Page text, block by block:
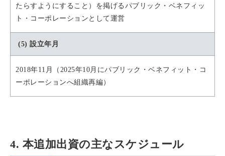
たらすようにすること）を掲げるパブリック・ベネフィッ
ト・コーポレーションとして運営
(5) 設立年月
2018年11月（2025年10月にパブリック・ベネフィット・コ
ーポレーションへ組織再編）
4. 本追加出資の主なスケジュール